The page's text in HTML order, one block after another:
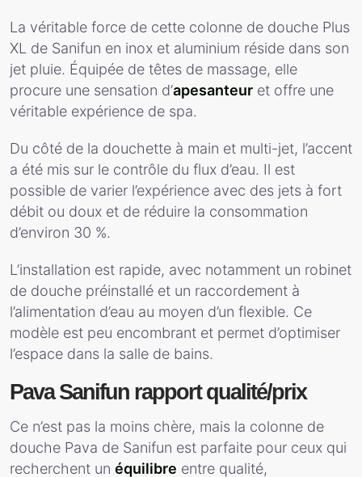
La véritable force de cette colonne de douche Plus
XL de Sanifun en inox et aluminium réside dans son
jet pluie. Équipée de têtes de massage, elle
procure une sensation d’apesanteur et offre une
véritable expérience de spa.
Du côté de la douchette à main et multi-jet, l’accent
a été mis sur le contrôle du flux d’eau. Il est
possible de varier l’expérience avec des jets à fort
débit ou doux et de réduire la consommation
d’environ 30 %.
L’installation est rapide, avec notamment un robinet
de douche préinstallé et un raccordement à
l’alimentation d’eau au moyen d’un flexible. Ce
modèle est peu encombrant et permet d’optimiser
l’espace dans la salle de bains.
Pava Sanifun rapport qualité/prix
Ce n’est pas la moins chère, mais la colonne de
douche Pava de Sanifun est parfaite pour ceux qui
recherchent un équilibre entre qualité,